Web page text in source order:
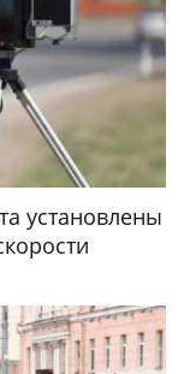
установлены